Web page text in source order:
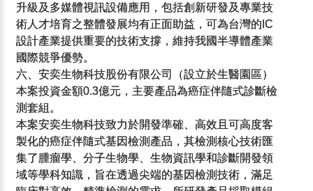
升級及多媒體視訊設備應用，包括創新研發及專業技
術人才培育之整體發展均有正面助益，可為台灣的IC
設計產業提供重要的技術支撐，維持我國半導體產業
國際競爭優勢。
六、安奕生物科技股份有限公司（設立於生醫園區）
本案投資金額0.3億元，主要產品為癌症伴隨式診斷檢
測套組。
本案安奕生物科技致力於開發準確、高效且可高度客
製化的癌症伴隨式基因檢測產品，其檢測核心技術匯
集了腫瘤學、分子生物學、生物資訊學和診斷開發領
域等學科知識，旨在透過尖端的基因檢測技術，滿足